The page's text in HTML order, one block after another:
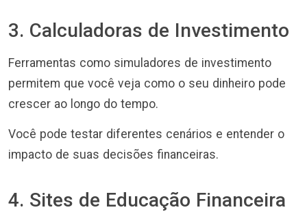
3. Calculadoras de Investimento
Ferramentas como simuladores de investimento
permitem que você veja como o seu dinheiro pode
crescer ao longo do tempo.
Você pode testar diferentes cenários e entender o
impacto de suas decisões financeiras.
4. Sites de Educação Financeira